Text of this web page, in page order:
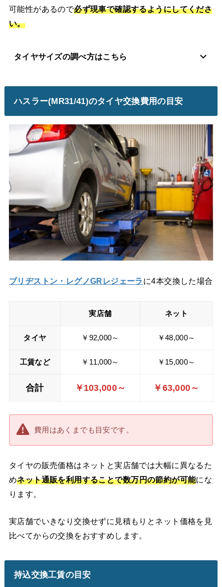
可能性があるので必ず現車で確認するようにしてくださ
い。
タイヤサイズの調べ方はこちら
ハスラー(MR31/41)のタイヤ交換費用の目安
ブリヂストン・レグノGRレジェーラ に4本交換した場合
実店舗 ネット
タイヤ ￥92,000～ ￥48,000～
工賃など ￥11,000～ ￥15,000～
合計 ￥103,000～ ￥63,000～
費用はあくまでも目安です。
タイヤの販売価格はネットと実店舗では大幅に異なるた
めネット通販を利用することで数万円の節約が可能にな
ります。
実店舗でいきなり交換せずに見積もりとネット価格を見
比べてからの交換をおすすめします。
持込交換工賃の目安